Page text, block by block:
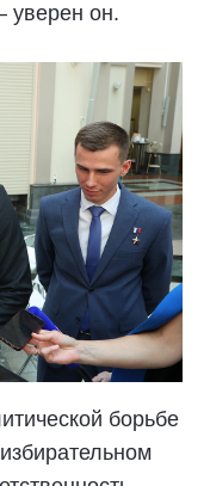
уверен он.
борьбе